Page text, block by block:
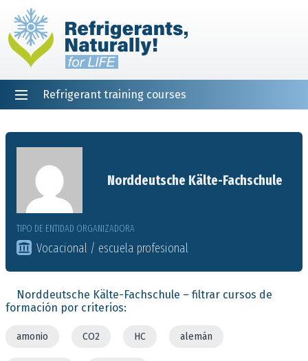
Refrigerant training courses
Norddeutsche Kälte-Fachschule
TIPO DE ENTIDAD ORGANIZADORA
Vocacional / escuela profesional
Norddeutsche Kälte-Fachschule – filtrar cursos de
formación por criterios:
amonio CO2 HC alemán